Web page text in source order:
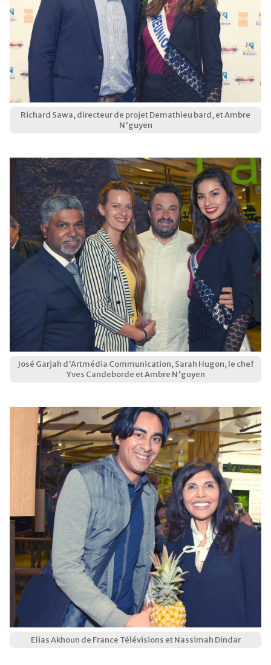
Richard Sawa, directeur de projet Demathieu bard, et Ambre
N'guyen
José Garjah d'Artmédia Communication, Sarah Hugon, le chef
Yves Candeborde et Ambre N'guyen
Elias Akhoun de France Télévisions et Nassimah Dindar